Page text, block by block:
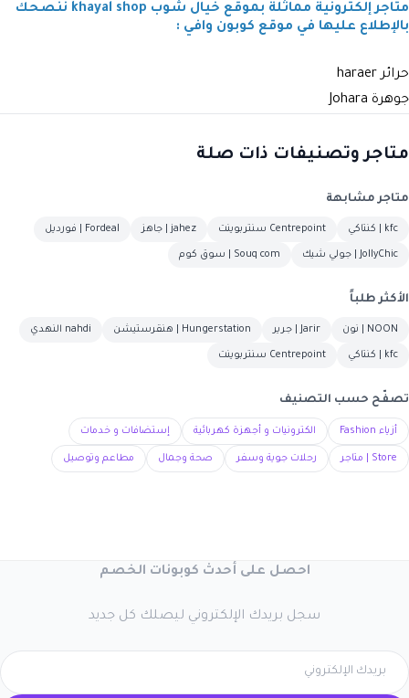
متاجر إلكترونية مماثلة بموقع خيال شوب khayal shop ننصحك
بالإطلاع عليها في موقع كوبون وافي :
حرائر haraer
جوهرة Johara
متاجر وتصنيفات ذات صلة
متاجر مشابهة
kfc | كنتاكي Centrepoint سنتربوينت jahez | جاهز Fordeal | فورديل
JollyChic | جولي شيك Souq com | سوق كوم
الأكثر طلباً
NOON | نون Jarir | جرير Hungerstation | هنقرستيشن nahdi النهدي
kfc | كنتاكي Centrepoint سنتربوينت
تصفّح حسب التصنيف
أزياء Fashion الكترونيات و أجهزة كهربائية إستضافات و خدمات
Store | متاجر رحلات جوية وسفر صحة وجمال مطاعم وتوصيل
احصل على أحدث كوبونات الخصم
سجل بريدك الإلكتروني ليصلك كل جديد